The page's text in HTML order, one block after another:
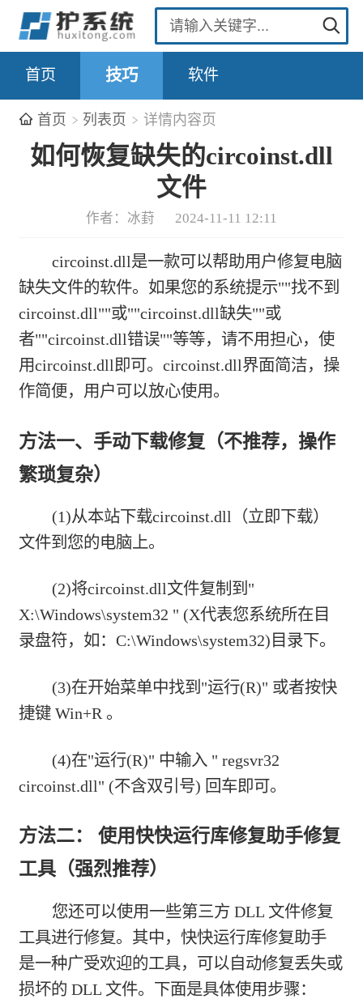
首页 技巧 软件
首页 列表页 详情内容页
如何恢复缺失的circoinst.dll
文件
作者：冰葑 2024-11-11 12:11
circoinst.dll是一款可以帮助用户修复电脑
缺失文件的软件。如果您的系统提示""找不到
circoinst.dll""或""circoinst.dll缺失""或
者""circoinst.dll错误""等等，请不用担心，使
用circoinst.dll即可。circoinst.dll界面简洁，操
作简便，用户可以放心使用。
方法一、手动下载修复（不推荐，操作
繁琐复杂）
(1)从本站下载circoinst.dll（立即下载）
文件到您的电脑上。
(2)将circoinst.dll文件复制到"
X:\Windows\system32 " (X代表您系统所在目
录盘符，如：C:\Windows\system32)目录下。
(3)在开始菜单中找到"运行(R)" 或者按快
捷键 Win+R 。
(4)在"运行(R)" 中输入 " regsvr32
circoinst.dll" (不含双引号) 回车即可。
方法二： 使用快快运行库修复助手修复
工具（强烈推荐）
您还可以使用一些第三方 DLL 文件修复
工具进行修复。其中，快快运行库修复助手
是一种广受欢迎的工具，可以自动修复丢失或
损坏的 DLL 文件。下面是具体使用步骤：